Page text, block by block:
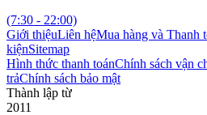
(7:30 - 22:00)
Giới thiệuLiên hệMua hàng và Thanh
kiệnSitemap
Hình thức thanh toánChính sách vận
trảChính sách bảo mật
Thành lập từ
2011